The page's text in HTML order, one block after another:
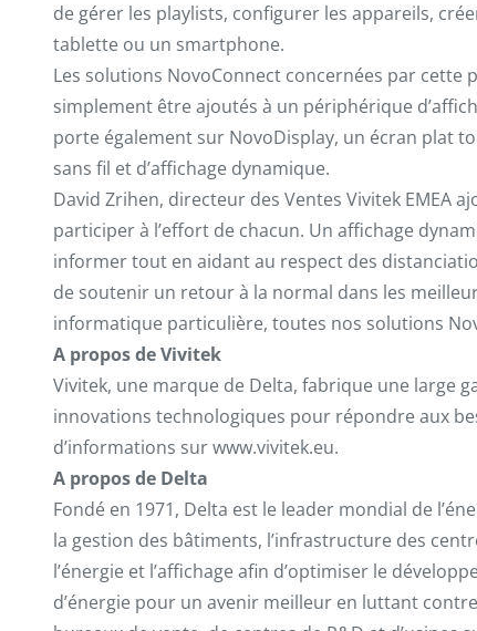
de gérer les playlists, configurer les appareils,
tablette ou un smartphone.
Les solutions NovoConnect concernées par cette
simplement être ajoutés à un périphérique
porte également sur NovoDisplay, un écran plat
sans fil et d’affichage dynamique.
David Zrihen, directeur des Ventes Vivitek EMEA
participer à l’effort de chacun. Un affichage
informer tout en aidant au respect des
de soutenir un retour à la normal dans les
informatique particulière, toutes nos solutions
A propos de Vivitek
Vivitek, une marque de Delta, fabrique une large
innovations technologiques pour répondre aux
d’informations sur www.vivitek.eu.
A propos de Delta
Fondé en 1971, Delta est le leader mondial de
la gestion des bâtiments, l’infrastructure des
l’énergie et l’affichage afin d’optimiser le
d’énergie pour un avenir meilleur en luttant